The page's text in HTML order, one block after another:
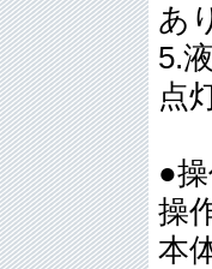
あ
5.
点
●操
操
本